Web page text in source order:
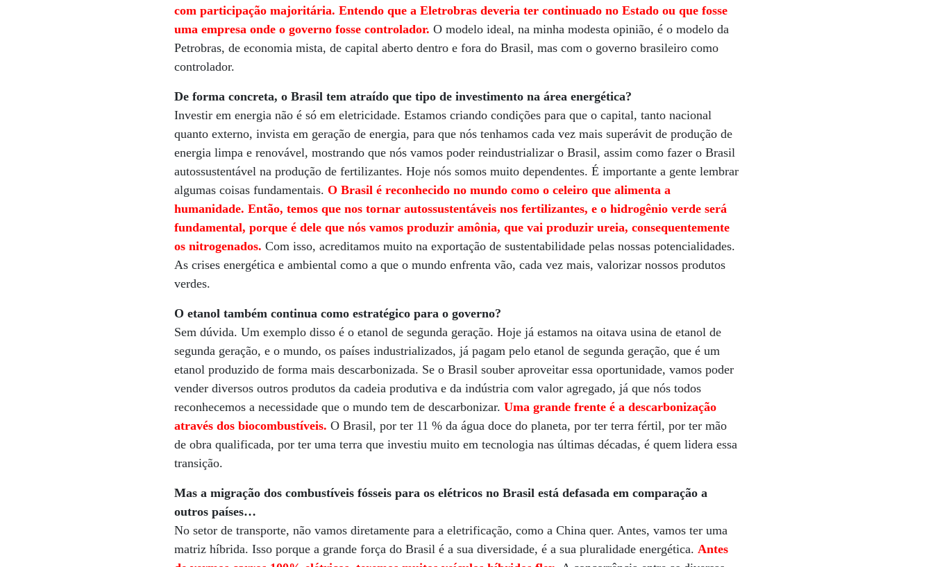
com participação majoritária. Entendo que a Eletrobras deveria ter continuado no Estado ou que fosse
uma empresa onde o governo fosse controlador. O modelo ideal, na minha modesta opinião, é o modelo da
Petrobras, de economia mista, de capital aberto dentro e fora do Brasil, mas com o governo brasileiro como
controlador.
De forma concreta, o Brasil tem atraído que tipo de investimento na área energética?
Investir em energia não é só em eletricidade. Estamos criando condições para que o capital, tanto nacional
quanto externo, invista em geração de energia, para que nós tenhamos cada vez mais superávit de produção de
energia limpa e renovável, mostrando que nós vamos poder reindustrializar o Brasil, assim como fazer o Brasil
autossustentável na produção de fertilizantes. Hoje nós somos muito dependentes. É importante a gente lembrar
algumas coisas fundamentais.O Brasil é reconhecido no mundo como o celeiro que alimenta a
humanidade. Então, temos que nos tornar autossustentáveis nos fertilizantes, e o hidrogênio verde será
fundamental, porque é dele que nós vamos produzir amônia, que vai produzir ureia, consequentemente
os nitrogenados. Com isso, acreditamos muito na exportação de sustentabilidade pelas nossas potencialidades.
As crises energética e ambiental como a que o mundo enfrenta vão, cada vez mais, valorizar nossos produtos
verdes.
O etanol também continua como estratégico para o governo?
Sem dúvida. Um exemplo disso é o etanol de segunda geração. Hoje já estamos na oitava usina de etanol de
segunda geração, e o mundo, os países industrializados, já pagam pelo etanol de segunda geração, que é um
etanol produzido de forma mais descarbonizada. Se o Brasil souber aproveitar essa oportunidade, vamos poder
vender diversos outros produtos da cadeia produtiva e da indústria com valor agregado, já que nós todos
reconhecemos a necessidade que o mundo tem de descarbonizar.Uma grande frente é a descarbonização
através dos biocombustíveis. O Brasil, por ter 11 % da água doce do planeta, por ter terra fértil, por ter mão
de obra qualificada, por ter uma terra que investiu muito em tecnologia nas últimas décadas, é quem lidera essa
transição.
Mas a migração dos combustíveis fósseis para os elétricos no Brasil está defasada em comparação a
outros países…
No setor de transporte, não vamos diretamente para a eletrificação, como a China quer. Antes, vamos ter uma
matriz híbrida. Isso porque a grande força do Brasil é a sua diversidade, é a sua pluralidade energética.Antes